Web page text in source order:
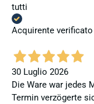
tutti
Acquirente verificato
30 Luglio 2026
Die Ware war jedes
Termin verzögerte